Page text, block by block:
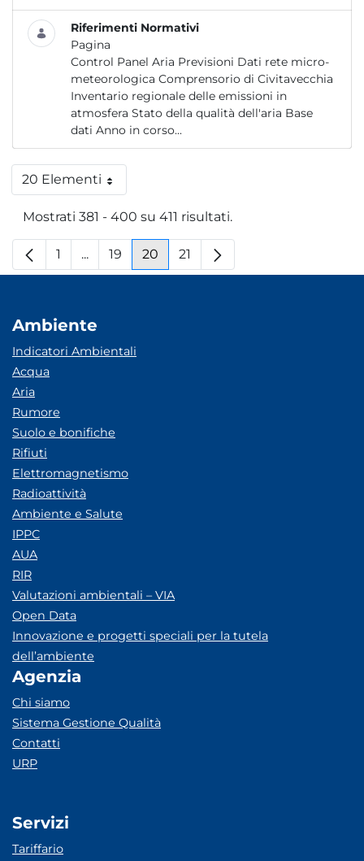
Riferimenti Normativi
Pagina
Control Panel Aria Previsioni Dati rete micro-
meteorologica Comprensorio di Civitavecchia
Inventario regionale delle emissioni in
atmosfera Stato della qualità dell'aria Base
dati Anno in corso...
20 ElementiPer pagina
Mostrati 381 - 400 su 411 risultati.
Pagina
1 ...Pagine intermedie
Pagina
19 Pagina
20 Pagina
21
Ambiente
Indicatori Ambientali
Acqua
Aria
Rumore
Suolo e bonifiche
Rifiuti
Elettromagnetismo
Radioattività
Ambiente e Salute
IPPC
AUA
RIR
Valutazioni ambientali – VIA
Open Data
Innovazione e progetti speciali per la tutela
dell’ambiente
Agenzia
Chi siamo
Sistema Gestione Qualità
Contatti
URP
Servizi
Tariffario